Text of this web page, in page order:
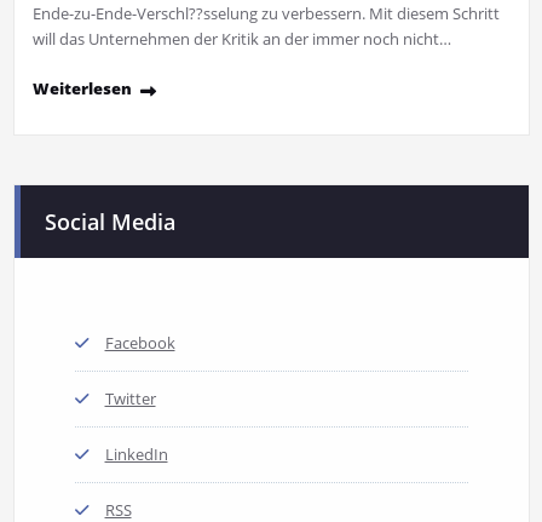
Ende-zu-Ende-Verschl??sselung zu verbessern. Mit diesem Schritt
will das Unternehmen der Kritik an der immer noch nicht…
Weiterlesen
Social Media
Facebook
Twitter
LinkedIn
RSS